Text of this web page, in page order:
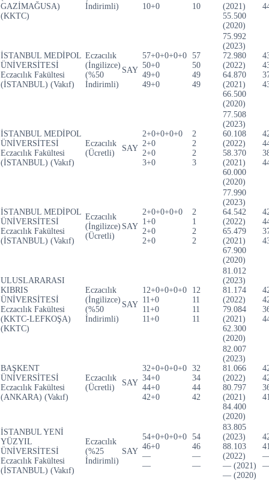
GAZİMAĞUSA)
(KKTC)
İndirimli)
10+0
10
(2021)
55.500
(2020)
İSTANBUL MEDİPOL
ÜNİVERSİTESİ
Eczacılık Fakültesi
(İSTANBUL) (Vakıf)
Eczacılık
(İngilizce)
(%50
İndirimli)
SAY
57+0+0+0+0
50+0
49+0
49+0
57
50
49
49
75.992
(2023)
72.980
(2022)
64.870
(2021)
66.500
(2020)
İSTANBUL MEDİPOL
ÜNİVERSİTESİ
Eczacılık Fakültesi
(İSTANBUL) (Vakıf)
Eczacılık
(Ücretli)
SAY
2+0+0+0+0
2+0
2+0
3+0
2
2
2
3
77.508
(2023)
60.108
(2022)
58.370
(2021)
60.000
(2020)
İSTANBUL MEDİPOL
ÜNİVERSİTESİ
Eczacılık Fakültesi
(İSTANBUL) (Vakıf)
Eczacılık
(İngilizce)
(Ücretli)
SAY
2+0+0+0+0
1+0
2+0
2+0
2
1
2
2
77.990
(2023)
64.542
(2022)
65.479
(2021)
67.900
(2020)
ULUSLARARASI
KIBRIS
ÜNİVERSİTESİ
Eczacılık Fakültesi
(KKTC-LEFKOŞA)
(KKTC)
Eczacılık
(İngilizce)
(%50
İndirimli)
SAY
12+0+0+0+0
11+0
11+0
11+0
12
11
11
11
81.012
(2023)
81.174
(2022)
79.084
(2021)
62.300
(2020)
BAŞKENT
ÜNİVERSİTESİ
Eczacılık Fakültesi
(ANKARA) (Vakıf)
Eczacılık
(Ücretli)
SAY
32+0+0+0+0
34+0
44+0
42+0
32
34
44
42
82.007
(2023)
81.066
(2022)
80.797
(2021)
84.400
(2020)
İSTANBUL YENİ
YÜZYIL
ÜNİVERSİTESİ
Eczacılık Fakültesi
(İSTANBUL) (Vakıf)
Eczacılık
(%25
İndirimli)
SAY
54+0+0+0+0
46+0
—
—
54
46
—
—
83.805
(2023)
88.103
(2022)
— (2021)
— (2020)